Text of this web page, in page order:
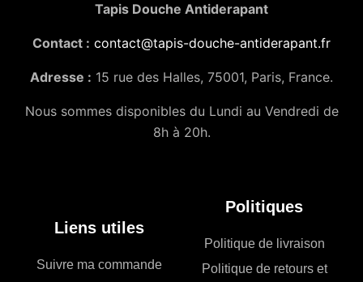
Tapis Douche Antiderapant
Contact : contact@tapis-douche-antiderapant.fr
Adresse : 15 rue des Halles, 75001, Paris, France.
Nous sommes disponibles du Lundi au Vendredi de
8h à 20h.
Liens utiles
Suivre ma commande
Politiques
Politique de livraison
Politique de retours et